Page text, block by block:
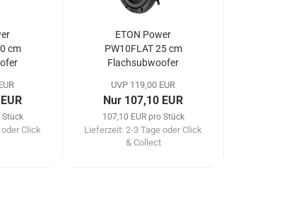
cm
Stück
Click
ETON Power
PW10FLAT 25 cm
Flachsubwoofer
UVP 119,00 EUR
Nur 107,10 EUR
107,10 EUR pro Stück
Lieferzeit: 2-3 Tage oder Click
& Collect